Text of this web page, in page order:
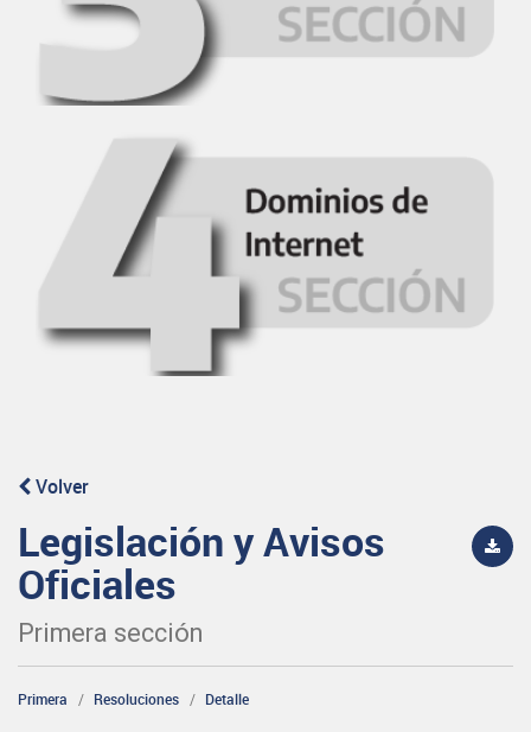
Volver
Legislación y Avisos
Oficiales
Primera sección
Primera Resoluciones Detalle